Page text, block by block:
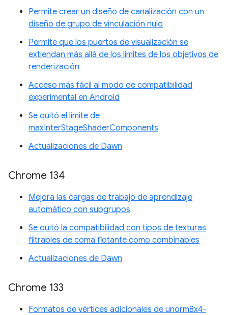
Permite crear un diseño de canalización con un
diseño de grupo de vinculación nulo
Permite que los puertos de visualización se
extiendan más allá de los límites de los objetivos de
renderización
Acceso más fácil al modo de compatibilidad
experimental en Android
Se quitó el límite de
maxInterStageShaderComponents
Actualizaciones de Dawn
Chrome 134
Mejora las cargas de trabajo de aprendizaje
automático con subgrupos
Se quitó la compatibilidad con tipos de texturas
filtrables de coma flotante como combinables
Actualizaciones de Dawn
Chrome 133
Formatos de vértices adicionales de unorm8x4-